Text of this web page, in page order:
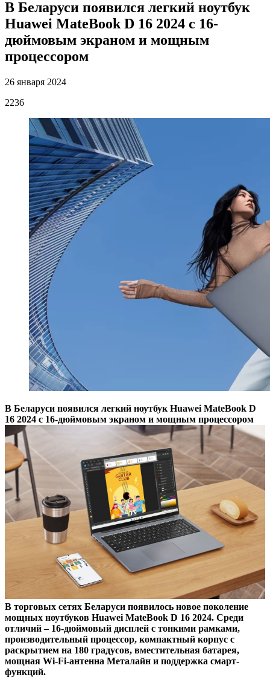
В Беларуси появился легкий ноутбук
Huawei MateBook D 16 2024 с 16-
дюймовым экраном и мощным
процессором
26 января 2024
2236
В Беларуси появился легкий ноутбук Huawei MateBook D
16 2024 с 16-дюймовым экраном и мощным процессором
В торговых сетях Беларуси появилось новое поколение
мощных ноутбуков Huawei MateBook D 16 2024. Среди
отличий – 16-дюймовый дисплей с тонкими рамками,
производительный процессор, компактный корпус с
раскрытием на 180 градусов, вместительная батарея,
мощная Wi-Fi-антенна Металайн и поддержка смарт-
функций.